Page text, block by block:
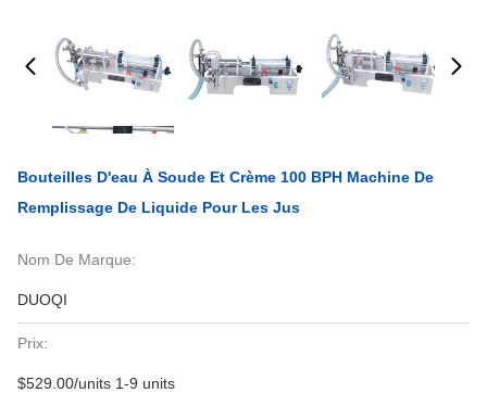
Bouteilles D'eau À Soude Et Crème 100 BPH Machine De
Remplissage De Liquide Pour Les Jus
Nom De Marque:
DUOQI
Prix:
$529.00/units 1-9 units